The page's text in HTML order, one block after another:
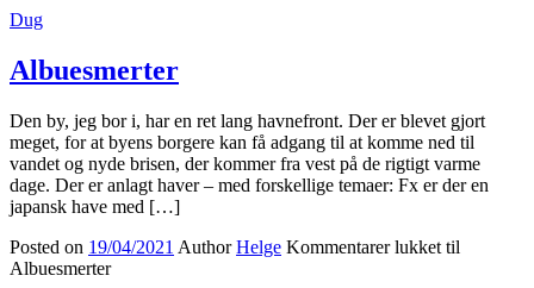
Dug
Albuesmerter
Den by, jeg bor i, har en ret lang havnefront. Der er blevet gjort
meget, for at byens borgere kan få adgang til at komme ned til
vandet og nyde brisen, der kommer fra vest på de rigtigt varme
dage. Der er anlagt haver – med forskellige temaer: Fx er der en
japansk have med […]
Posted on 19/04/2021 Author Helge Kommentarer lukket til
Albuesmerter